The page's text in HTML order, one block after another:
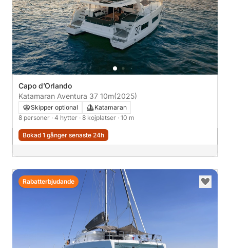
Capo d’Orlando
Katamaran Aventura 37 10m(2025)
Skipper optional
Katamaran
8 personer · 4 hytter · 8 kojplatser · 10 m
Bokad 1 gånger senaste 24h
Rabatterbjudande